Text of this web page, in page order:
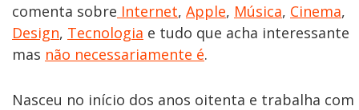
comenta sobre Internet, Apple, Música, Cinema,
Design, Tecnologia e tudo que acha interessante
mas não necessariamente é.
Nasceu no início dos anos oitenta e trabalha com